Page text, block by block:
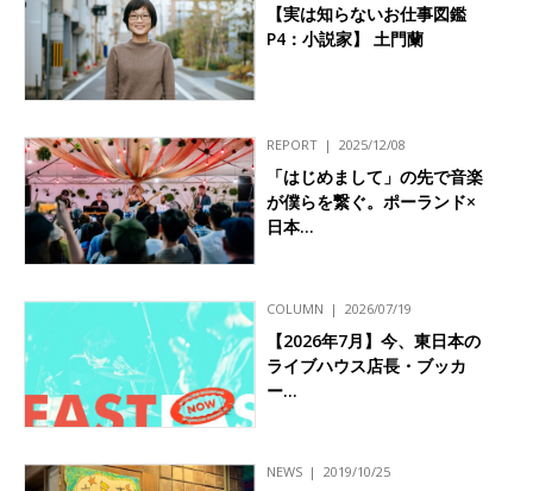
【実は知らないお仕事図鑑
P4：小説家】 土門蘭
REPORT 2025/12/08
「はじめまして」の先で音楽
が僕らを繋ぐ。ポーランド×
日本…
COLUMN 2026/07/19
【2026年7月】今、東日本の
ライブハウス店長・ブッカ
ー…
NEWS 2019/10/25